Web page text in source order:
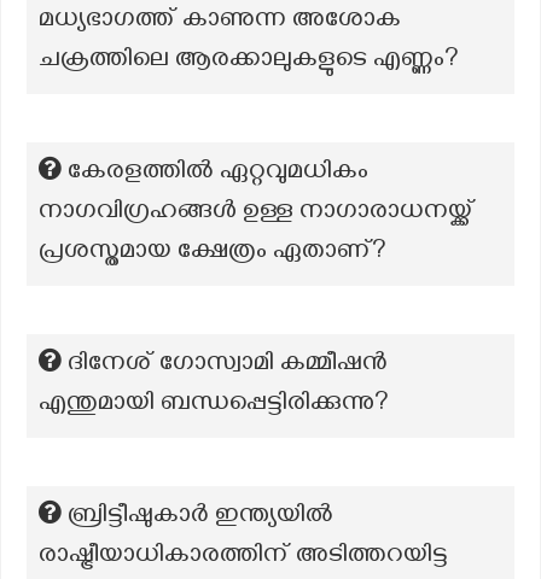
മധ്യഭാഗത്ത് കാണുന്ന അശോക
ചക്രത്തിലെ ആരക്കാലുകളുടെ എണ്ണം?
കേരളത്തിൽ ഏറ്റവുമധികം
നാഗവിഗ്രഹങ്ങൾ ഉള്ള നാഗാരാധനയ്ക്ക്
പ്രശസ്തമായ ക്ഷേത്രം ഏതാണ്?
ദിനേശ് ഗോസ്വാമി കമ്മീഷൻ
എന്തുമായി ബന്ധപ്പെട്ടിരിക്കുന്നു?
ബ്രിട്ടീഷുകാർ ഇന്ത്യയിൽ
രാഷ്ട്രീയാധികാരത്തിന് അടിത്തറയിട്ട